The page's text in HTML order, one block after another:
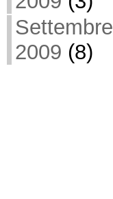
Settembre
2009 (8)